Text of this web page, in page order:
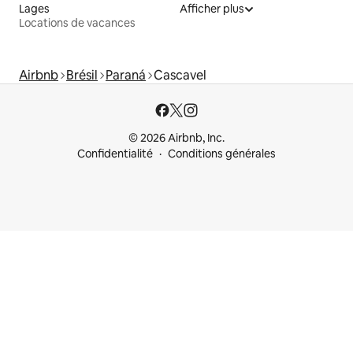
Lages
Locations de vacances
Afficher plus
Airbnb Brésil Paraná Cascavel
© 2026 Airbnb, Inc.
Confidentialité
Conditions générales